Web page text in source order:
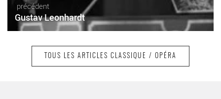
précédent
Gustav Leonhardt
TOUS LES ARTICLES CLASSIQUE / OPÉRA